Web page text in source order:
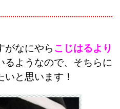
がなにやら こじはるより
るようなので、そちらに
と思います！